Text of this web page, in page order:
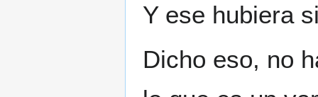
Y ese hubiera
Dicho eso, no